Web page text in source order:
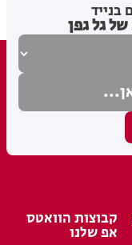
בנייד
גל גפן
קבוצות הוואטס
אפ שלנו